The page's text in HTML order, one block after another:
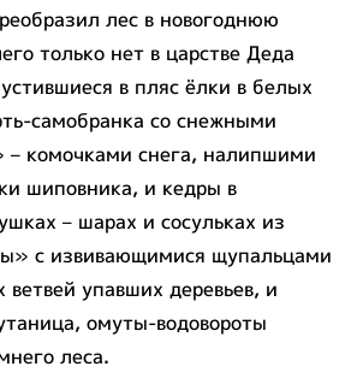
лес в новогоднюю
только нет в царстве Деда
в пляс ёлки в белых
самобранка со снежными
комочками снега, налипшими
шиповника, и кедры в
– шарах и сосульках из
с извивающимися щупальцами
упавших деревьев, и
омуты-водовороты
леса.